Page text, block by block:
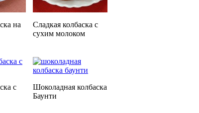
на
Сладкая колбаска с
сухим молоком
с
Шоколадная колбаска
Баунти